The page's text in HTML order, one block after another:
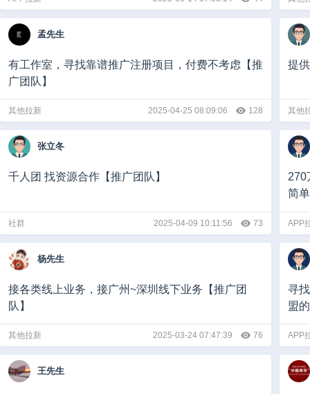
孟先生
有工作室，寻找靠谱推广注册项目，付费不考虑【推
广团队】
其他拉新 2025-04-25 08:09:06 128
提
其他
张立冬
千人团 找资源合作【推广团队】
社群 2025-04-09 10:11:56 73
270
简
APP
杨先生
接各类线上业务，接广州~深圳线下业务【推广团
队】
其他拉新 2025-03-24 07:47:39 76
寻
盟
APP
王先生